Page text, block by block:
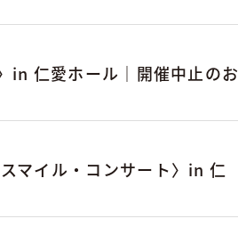
in 仁愛ホール｜開催中止のお
マイル・コンサート〉in 仁